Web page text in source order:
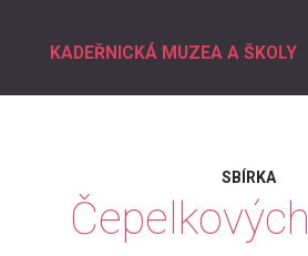
KADEŘNICKÁ MUZEA A ŠKOLY
SBÍRKA
Čepelkových